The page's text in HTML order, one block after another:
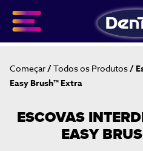
Skip
main
BREADCRUMB
Começar Todos os Produtos
Easy Brush™ Extra
ESCOVAS
EASY